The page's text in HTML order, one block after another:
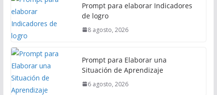
Prompt para elaborar Indicadores
de logro
8 agosto, 2026
Prompt para Elaborar una
Situación de Aprendizaje
6 agosto, 2026